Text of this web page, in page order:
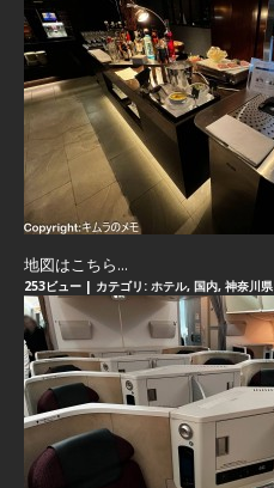
地図はこちら...
253ビュー | カテゴリ: ホテル, 国内, 神奈川県